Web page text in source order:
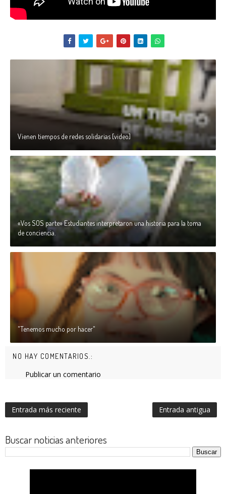
Vienen tiempos de redes solidarias [video]
«Vos SOS parte» Estudiantes interpretaron una historia para la toma
de conciencia.
"Tenemos mucho por hacer"
NO HAY COMENTARIOS.:
Publicar un comentario
Entrada más reciente Entrada antigua
Buscar noticias anteriores